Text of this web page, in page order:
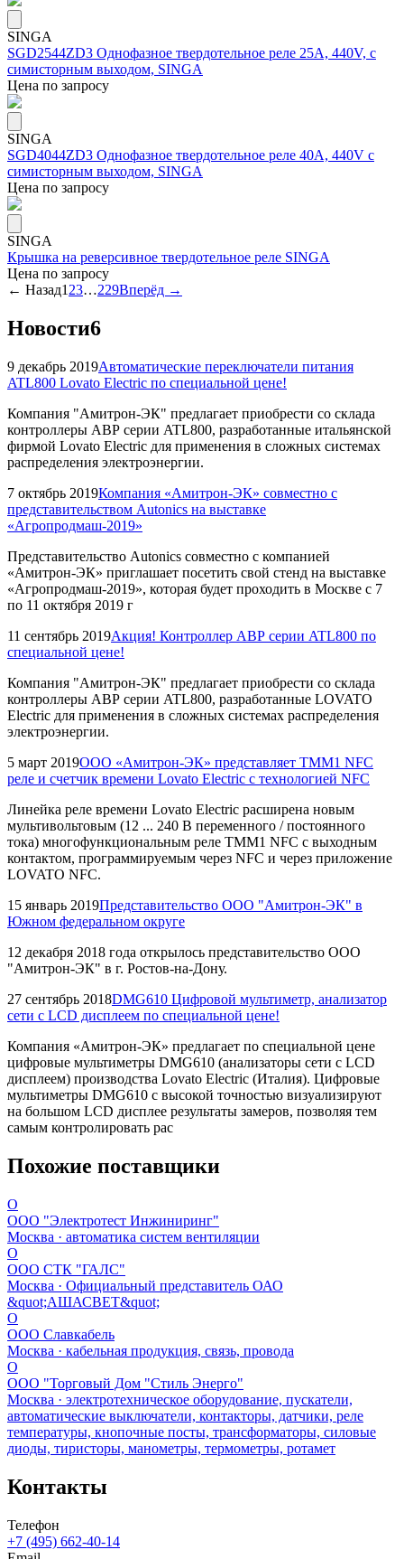
SINGA
SGD2544ZD3 Однофазное твердотельное реле 25А, 440V, с
симисторным выходом, SINGA
Цена по запросу
SINGA
SGD4044ZD3 Однофазное твердотельное реле 40А, 440V с
симисторным выходом, SINGA
Цена по запросу
SINGA
Крышка на реверсивное твердотельное реле SINGA
Цена по запросу
← Назад123…229Вперёд →
Новости6
9 декабрь 2019Автоматические переключатели питания
ATL800 Lovato Electric по специальной цене!
Компания "Амитрон-ЭК" предлагает приобрести со склада
контроллеры АВР серии ATL800, разработанные итальянской
фирмой Lovato Electric для применения в сложных системах
распределения электроэнергии.
7 октябрь 2019Компания «Амитрон-ЭК» совместно с
представительством Autonics на выставке
«Агропродмаш-2019»
Представительство Autonics совместно с компанией
«Амитрон-ЭК» приглашает посетить свой стенд на выставке
«Агропродмаш-2019», которая будет проходить в Москве с 7
по 11 октября 2019 г
11 сентябрь 2019Акция! Контроллер АВР серии ATL800 по
специальной цене!
Компания "Амитрон-ЭК" предлагает приобрести со склада
контроллеры АВР серии ATL800, разработанные LOVATO
Electric для применения в сложных системах распределения
электроэнергии.
5 март 2019ООО «Амитрон-ЭК» представляет TMM1 NFC
реле и счетчик времени Lovato Electric с технологией NFC
Линейка реле времени Lovato Electric расширена новым
мультивольтовым (12 ... 240 В переменного / постоянного
тока) многофункциональным реле TMM1 NFC с выходным
контактом, программируемым через NFC и через приложение
LOVATO NFC.
15 январь 2019Представительство ООО "Амитрон-ЭК" в
Южном федеральном округе
12 декабря 2018 года открылось представительство ООО
"Амитрон-ЭК" в г. Ростов-на-Дону.
27 сентябрь 2018DMG610 Цифровой мультиметр, анализатор
сети с LCD дисплеем по специальной цене!
Компания «Амитрон-ЭК» предлагает по специальной цене
цифровые мультиметры DMG610 (анализаторы сети с LCD
дисплеем) производства Lovato Electric (Италия). Цифровые
мультиметры DMG610 с высокой точностью визуализируют
на большом LCD дисплее результаты замеров, позволяя тем
самым контролировать рас
Похожие поставщики
О
ООО "Электротест Инжиниринг"
Москва · автоматика систем вентиляции
О
ООО СТК "ГАЛС"
Москва · Официальный представитель ОАО
&quot;АШАСВЕТ&quot;
О
ООО Славкабель
Москва · кабельная продукция, связь, провода
О
ООО "Торговый Дом "Стиль Энерго"
Москва · электротехническое оборудование, пускатели,
автоматические выключатели, контакторы, датчики, реле
температуры, кнопочные посты, трансформаторы, силовые
диоды, тиристоры, манометры, термометры, ротамет
Контакты
Телефон
+7 (495) 662-40-14